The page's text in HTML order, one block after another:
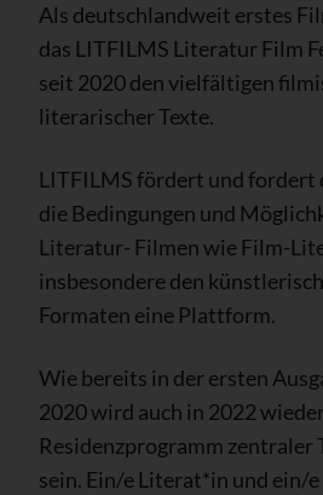
Als deutschlandweit erstes
das LITFILMS Literatur Film
seit 2020 den vielfältigen
literarischer Texte.
LITFILMS fördert und fordert
die Bedingungen und
Literatur- Filmen wie Film-
insbesondere den
Formaten eine Plattform.
Wie bereits in der ersten
2020 wird auch in 2022
Residenzprogramm zentraler
sein. Ein/e Literat*in und ein/